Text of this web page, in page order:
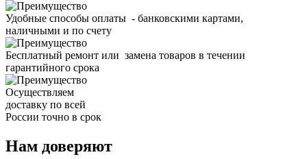
Удобные способы оплаты - банковскими картами,
наличными и по счету
Бесплатный ремонт или замена товаров в течении
гарантийного срока
Осуществляем
доставку по всей
России точно в срок
Нам доверяют